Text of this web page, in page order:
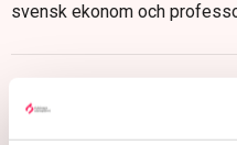
svensk ekonom och